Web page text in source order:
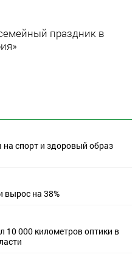
спорт и здоровый образ
вырос на 38%
10 000 километров оптики в
праздник в